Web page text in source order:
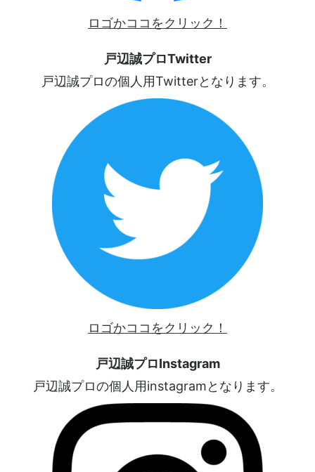
ロゴかココをクリック！
戸辺誠プロTwitter
戸辺誠プロの個人用Twitterとなります。
ロゴかココをクリック！
戸辺誠プロInstagram
戸辺誠プロの個人用instagramとなります。